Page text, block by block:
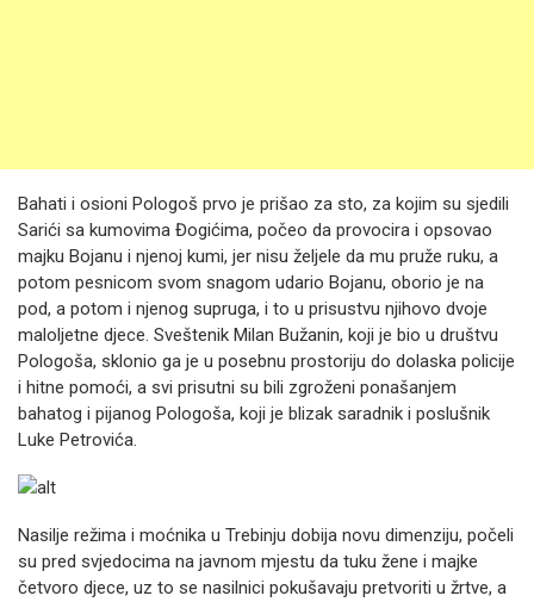
Bahati i osioni Pologoš prvo je prišao za sto, za kojim su sjedili
Sarići sa kumovima Đogićima, počeo da provocira i opsovao
majku Bojanu i njenoj kumi, jer nisu željele da mu pruže ruku, a
potom pesnicom svom snagom udario Bojanu, oborio je na
pod, a potom i njenog supruga, i to u prisustvu njihovo dvoje
maloljetne djece. Sveštenik Milan Bužanin, koji je bio u društvu
Pologoša, sklonio ga je u posebnu prostoriju do dolaska policije
i hitne pomoći, a svi prisutni su bili zgroženi ponašanjem
bahatog i pijanog Pologoša, koji je blizak saradnik i poslušnik
Luke Petrovića.
Nasilje režima i moćnika u Trebinju dobija novu dimenziju, počeli
su pred svjedocima na javnom mjestu da tuku žene i majke
četvoro djece, uz to se nasilnici pokušavaju pretvoriti u žrtve, a